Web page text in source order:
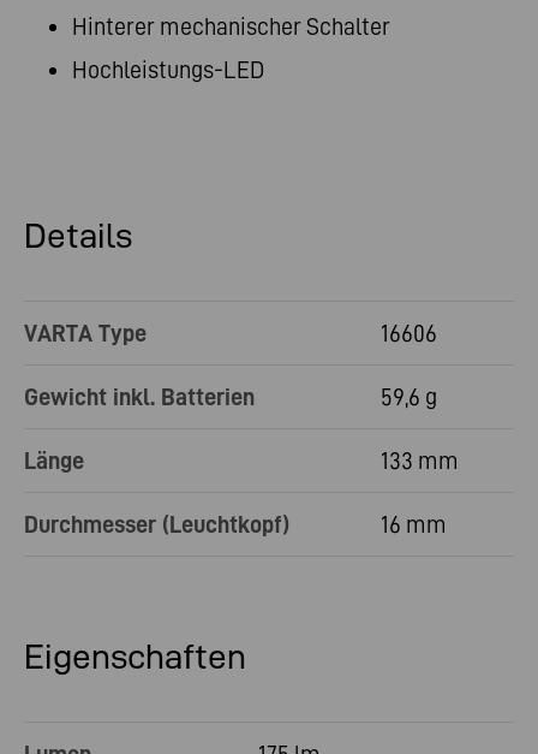
Hinterer mechanischer Schalter
Hochleistungs-LED
Details
VARTA Type 16606
Gewicht inkl. Batterien 59,6 g
Länge 133 mm
Durchmesser (Leuchtkopf) 16 mm
Eigenschaften